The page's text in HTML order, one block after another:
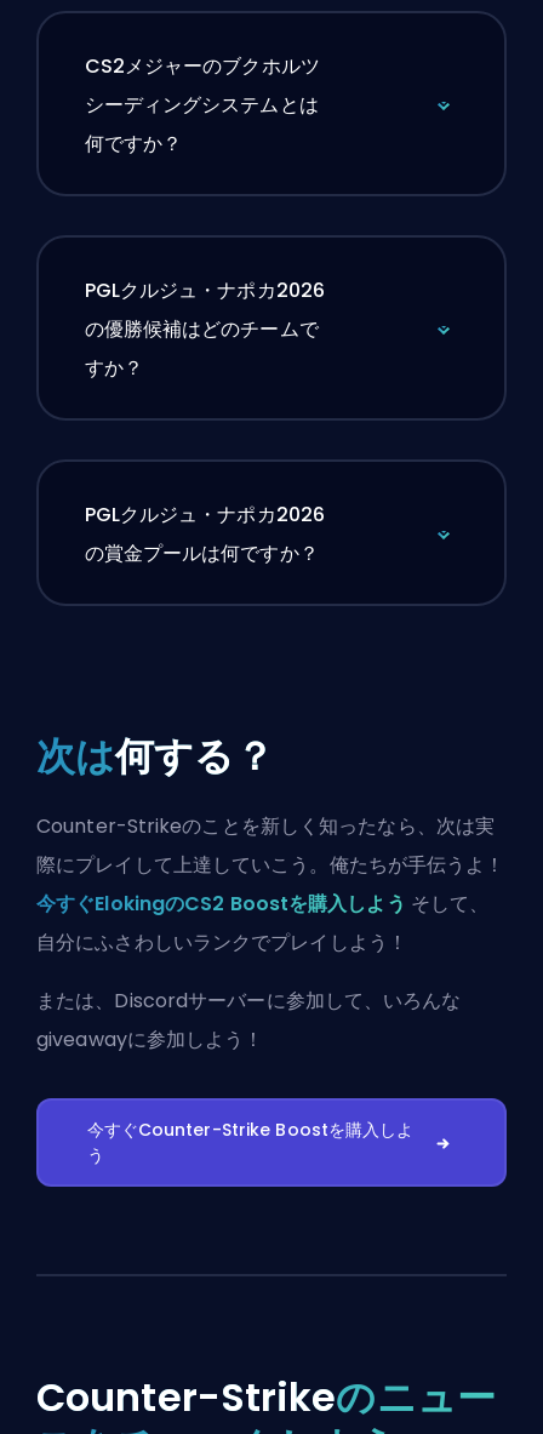
CS2メジャーのブクホルツ
シーディングシステムとは
何ですか？
PGLクルジュ・ナポカ2026
の優勝候補はどのチームで
すか？
PGLクルジュ・ナポカ2026
の賞金プールは何ですか？
次は何する？
Counter-Strikeのことを新しく知ったなら、次は実
際にプレイして上達していこう。俺たちが手伝うよ！
今すぐElokingのCS2 Boostを購入しよう そして、
自分にふさわしいランクでプレイしよう！
または、 Discordサーバーに参加して、いろんな
giveawayに参加しよう！
今すぐCounter-Strike Boostを購入しよ
う
Counter-Strikeのニュー